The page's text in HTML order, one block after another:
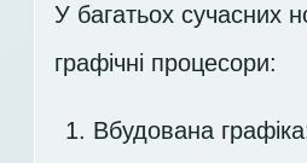
У багатьох сучасних
графічні процесори:
Вбудована